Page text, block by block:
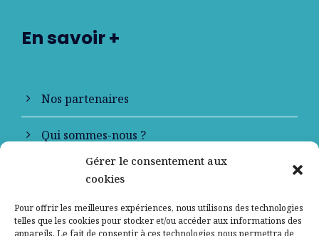
Gérer le consentement aux
cookies
Pour offrir les meilleures expériences, nous utilisons des technologies
telles que les cookies pour stocker et/ou accéder aux informations des
appareils. Le fait de consentir à ces technologies nous permettra de
En savoir +
Nos partenaires
Qui sommes-nous ?
Contactez-nous
Mentions légales